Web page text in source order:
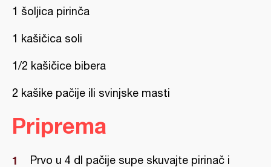
1 šoljica pirinča
1 kašičica soli
1/2 kašičice bibera
2 kašike pačije ili svinjske masti
Priprema
Prvo u 4 dl pačije supe skuvajte pirinač i